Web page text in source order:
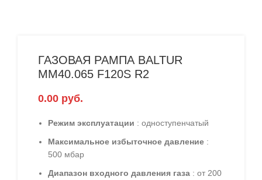
ГАЗОВАЯ РАМПА BALTUR
MM40.065 F120S R2
0.00 руб.
Режим эксплуатации : одноступенчатый
Максимальное избыточное давление :
500 мбар
Диапазон входного давления газа : от 200